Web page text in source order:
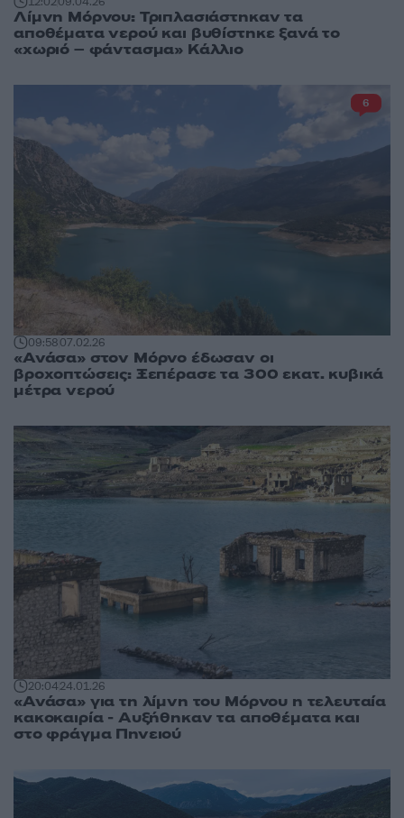
Λίμνη Μόρνου: Τριπλασιάστηκαν τα
αποθέματα νερού και βυθίστηκε ξανά το
«χωριό – φάντασμα» Κάλλιο
09:5807.02.26
«Ανάσα» στον Μόρνο έδωσαν οι
βροχοπτώσεις: Ξεπέρασε τα 300 εκατ. κυβικά
μέτρα νερού
6
20:0424.01.26
«Ανάσα» για τη λίμνη του Μόρνου η τελευταία
κακοκαιρία - Αυξήθηκαν τα αποθέματα και
στο φράγμα Πηνειού